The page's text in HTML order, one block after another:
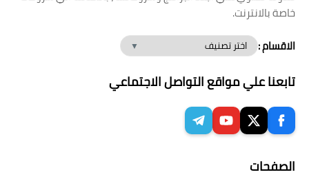
خاصة بالانترنت.
الاقسام :
تابعنا علي مواقع التواصل الاجتماعي
الصفحات